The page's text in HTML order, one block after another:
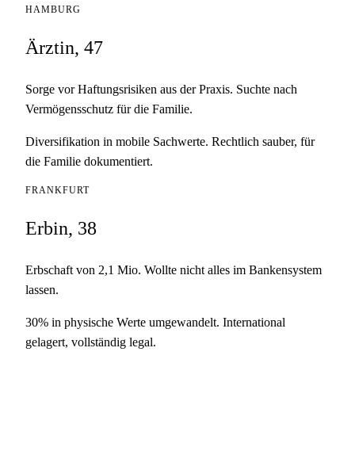
HAMBURG
Ärztin, 47
Sorge vor Haftungsrisiken aus der Praxis. Suchte nach
Vermögensschutz für die Familie.
Diversifikation in mobile Sachwerte. Rechtlich sauber, für
die Familie dokumentiert.
FRANKFURT
Erbin, 38
Erbschaft von 2,1 Mio. Wollte nicht alles im Bankensystem
lassen.
30% in physische Werte umgewandelt. International
gelagert, vollständig legal.